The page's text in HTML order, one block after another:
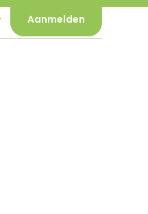
Aanmelden